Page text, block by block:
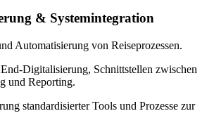
& Systemintegration
Automatisierung von Reiseprozessen.
Digitalisierung, Schnittstellen zwischen
und Reporting.
standardisierter Tools und Prozesse zur